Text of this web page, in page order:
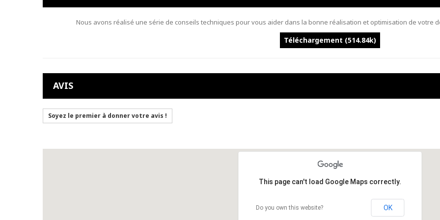
Nous avons réalisé une série de conseils techniques pour vous aider dans la bonne réalisation et optimisation de votre
Téléchargement (514.84k)
AVIS
Soyez le premier à donner votre avis !
This page can't load Google Maps correctly.
Do you own this website? OK